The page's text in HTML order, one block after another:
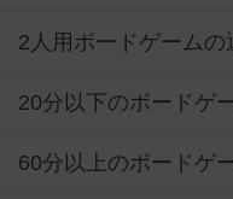
2人用ボードゲームの
20分以下のボードゲ
60分以上のボードゲ